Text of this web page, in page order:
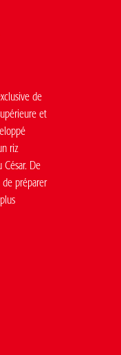
de
et
riz
De
de préparer